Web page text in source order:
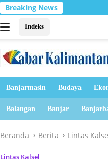
Breaking News
Indeks
Banjarmasin Budaya
Balangan Banjar
Beranda Berita Lintas
Lintas Kalsel